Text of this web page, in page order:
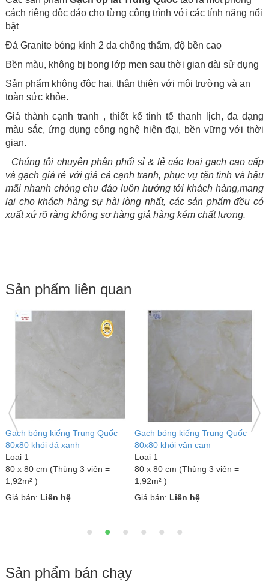
cách riêng độc đáo cho từng công trình với các tính năng nổi
bật
Đá Granite bóng kính 2 da chống thấm, độ bền cao
Bền màu, không bị bong lớp men sau thời gian dài sử dụng
Sản phẩm không độc hại, thân thiện với môi trường và an
toàn sức khỏe.
Giá thành cạnh tranh , thiết kế tinh tế thanh lịch, đa dạng
màu sắc, ứng dụng công nghệ hiện đại, bền vững với thời
gian.
Chúng tôi chuyên phân phối sỉ & lẻ các loại gạch cao cấp
và gạch giá rẻ với giá cả cạnh tranh, phục vụ tận tình và hậu
mãi nhanh chóng chu đáo luôn hướng tới khách hàng,mang
lại cho khách hàng sự hài lòng nhất, các sản phẩm đều có
xuất xứ rõ ràng không sợ hàng giả hàng kém chất lượng.
Sản phẩm liên quan
Quốc
viên =
Gạch bóng kiếng Trung Quốc
80x80 xám lông thú
80 x 80 cm (Thùng 3 viên =
Giá bán:
Gạch bóng kiếng
80x80 vân kim cương
80 x 80 cm (Thùng 3
Giá bán:
Sản phẩm bán chạy